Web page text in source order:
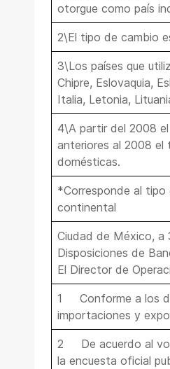
otorgue como país
2\El tipo de cambio
3\Los países que
Chipre, Eslovaquia,
Italia, Letonia,
4\A partir del 2008
anteriores al 2008 el
domésticas.
*Corresponde al
continental
Ciudad de México, a
Disposiciones de
El Director de
1 Conforme a los
importaciones y
2 De acuerdo al
la encuesta oficial